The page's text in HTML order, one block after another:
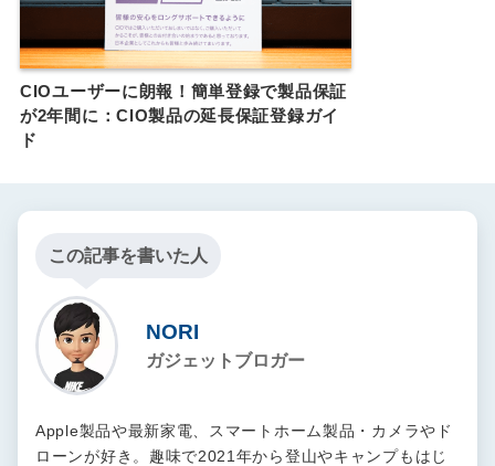
CIOユーザーに朗報！簡単登録で製品保証
が2年間に：CIO製品の延長保証登録ガイ
ド
この記事を書いた人
NORI
ガジェットブロガー
Apple製品や最新家電、スマートホーム製品・カメラやド
ローンが好き。趣味で2021年から登山やキャンプもはじ